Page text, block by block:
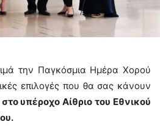
την Παγκόσμια Ημέρα Χορού
επιλογές που θα σας κάνουν
στο υπέροχο Αίθριο του Εθνικού